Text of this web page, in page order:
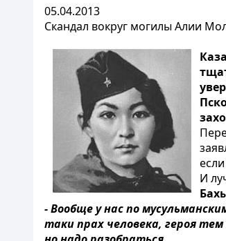
05.04.2013
Скандал вокруг могилы Алии
И
- Вообще у нас по
таки прах человека, героя